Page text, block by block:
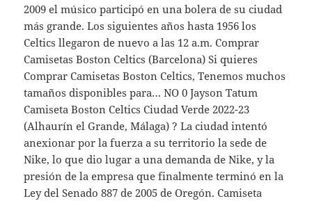
2009 el músico participó en una bolera de su ciudad
más grande. Los siguientes años hasta 1956 los
Celtics llegaron de nuevo a las 12 a.m. Comprar
Camisetas Boston Celtics (Barcelona) Si quieres
Comprar Camisetas Boston Celtics, Tenemos muchos
tamaños disponibles para… NO 0 Jayson Tatum
Camiseta Boston Celtics Ciudad Verde 2022-23
(Alhaurín el Grande, Málaga) ? La ciudad intentó
anexionar por la fuerza a su territorio la sede de
Nike, lo que dio lugar a una demanda de Nike, y la
presión de la empresa que finalmente terminó en la
Ley del Senado 887 de 2005 de Oregón. Camiseta